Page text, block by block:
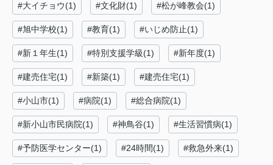
#大イチョウ(1) #文化財(1) #松が峰教会(1)
#旭中学校(1) #教育(1) #いじめ防止(1)
#新１年生(1) #特別支援学級(1) #新年度(1)
#建売住宅(1) #新築(1) #建売住宅(1)
#小山市(1) #病院(1) #総合病院(1)
#新小山市民病院(1) #神鳥谷(1) #生活習慣病(1)
#予防医学センター(1) #24時間(1) #救急外来(1)